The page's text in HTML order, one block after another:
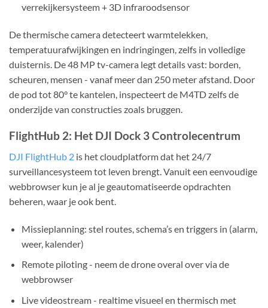
verrekijkersysteem + 3D infraroodsensor
De thermische camera detecteert warmtelekken,
temperatuurafwijkingen en indringingen, zelfs in volledige
duisternis. De 48 MP tv-camera legt details vast: borden,
scheuren, mensen - vanaf meer dan 250 meter afstand. Door
de pod tot 80° te kantelen, inspecteert de M4TD zelfs de
onderzijde van constructies zoals bruggen.
FlightHub 2: Het DJI Dock 3 Controlecentrum
DJI FlightHub 2 is het cloudplatform dat het 24/7
surveillancesysteem tot leven brengt. Vanuit een eenvoudige
webbrowser kun je al je geautomatiseerde opdrachten
beheren, waar je ook bent.
Missieplanning: stel routes, schema’s en triggers in (alarm,
weer, kalender)
Remote piloting - neem de drone overal over via de
webbrowser
Live videostream - realtime visueel en thermisch met